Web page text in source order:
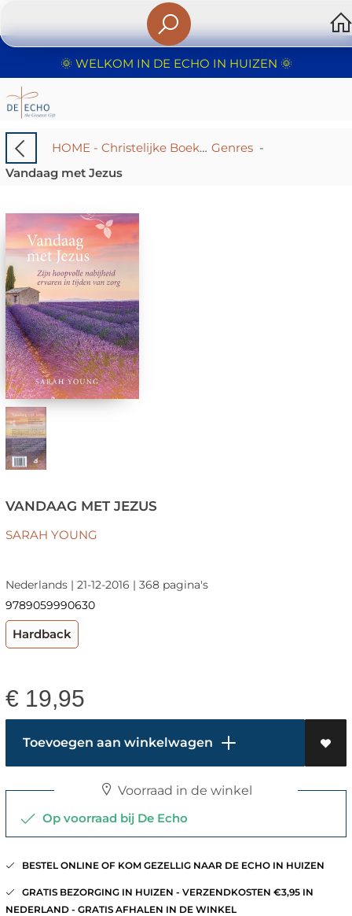
🌞 WELKOM IN DE ECHO IN HUIZEN 🌞
HOME - Christelijke Boekhandel De Echo – Huizen | Boeken & Cadeaus Genres-
Vandaag met Jezus
VANDAAG MET JEZUS
SARAH YOUNG
Nederlands | 21-12-2016 | 368 pagina's
9789059990630
Hardback
€ 19,95
Toevoegen aan winkelwagen
Voorraad in de winkel
Op voorraad bij De Echo
BESTEL ONLINE OF KOM GEZELLIG NAAR DE ECHO IN HUIZEN
GRATIS BEZORGING IN HUIZEN - VERZENDKOSTEN €3,95 IN
NEDERLAND - GRATIS AFHALEN IN DE WINKEL